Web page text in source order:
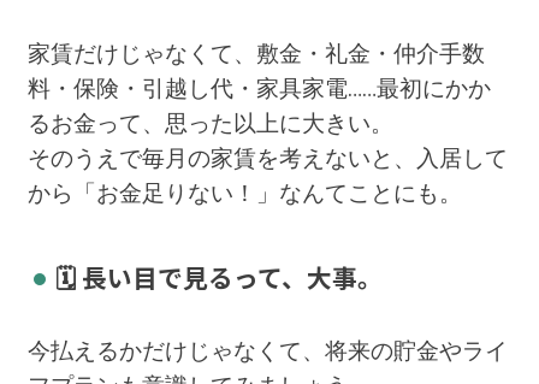
家賃だけじゃなくて、敷金・礼金・仲介手数
料・保険・引越し代・家具家電……最初にかか
るお金って、思った以上に大きい。
そのうえで毎月の家賃を考えないと、入居して
から「お金足りない！」なんてことにも。
🗓 長い目で見るって、大事。
今払えるかだけじゃなくて、将来の貯金やライ